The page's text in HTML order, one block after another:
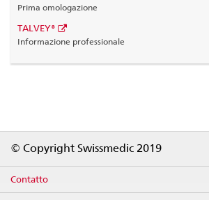
Prima omologazione
TALVEY®
Informazione professionale
© Copyright Swissmedic 2019
Contatto